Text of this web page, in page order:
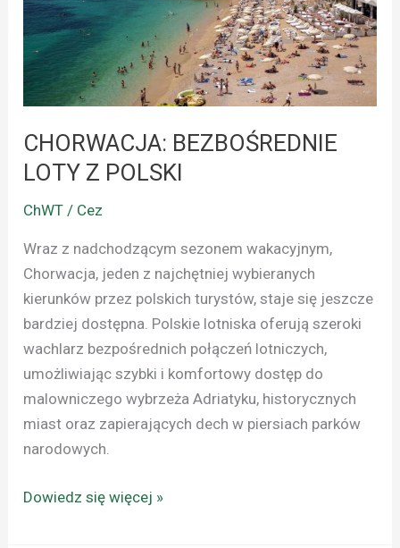
CHORWACJA: BEZBOŚREDNIE
LOTY Z POLSKI
ChWT / Cez
Wraz z nadchodzącym sezonem wakacyjnym,
Chorwacja, jeden z najchętniej wybieranych
kierunków przez polskich turystów, staje się jeszcze
bardziej dostępna. Polskie lotniska oferują szeroki
wachlarz bezpośrednich połączeń lotniczych,
umożliwiając szybki i komfortowy dostęp do
malowniczego wybrzeża Adriatyku, historycznych
miast oraz zapierających dech w piersiach parków
narodowych.
Dowiedz się więcej »